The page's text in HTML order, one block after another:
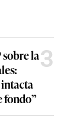
la
fondo”
3